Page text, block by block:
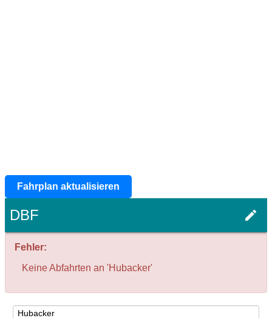
Fahrplan aktualisieren